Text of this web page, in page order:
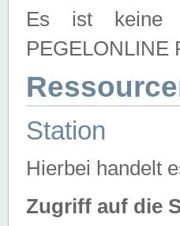
Es ist keine
PEGELONLINE
Station
Hierbei handelt
Zugriff auf die